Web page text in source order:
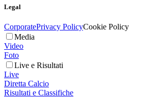
Legal
CorporatePrivacy PolicyCookie Policy
Media
Video
Foto
Live e Risultati
Live
Diretta Calcio
Risultati e Classifiche